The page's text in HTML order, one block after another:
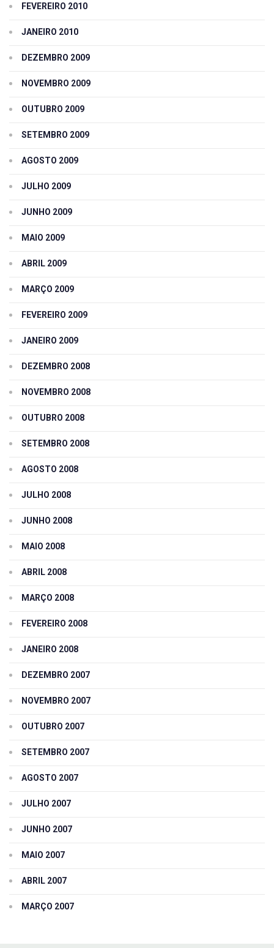
FEVEREIRO 2010
JANEIRO 2010
DEZEMBRO 2009
NOVEMBRO 2009
OUTUBRO 2009
SETEMBRO 2009
AGOSTO 2009
JULHO 2009
JUNHO 2009
MAIO 2009
ABRIL 2009
MARÇO 2009
FEVEREIRO 2009
JANEIRO 2009
DEZEMBRO 2008
NOVEMBRO 2008
OUTUBRO 2008
SETEMBRO 2008
AGOSTO 2008
JULHO 2008
JUNHO 2008
MAIO 2008
ABRIL 2008
MARÇO 2008
FEVEREIRO 2008
JANEIRO 2008
DEZEMBRO 2007
NOVEMBRO 2007
OUTUBRO 2007
SETEMBRO 2007
AGOSTO 2007
JULHO 2007
JUNHO 2007
MAIO 2007
ABRIL 2007
MARÇO 2007